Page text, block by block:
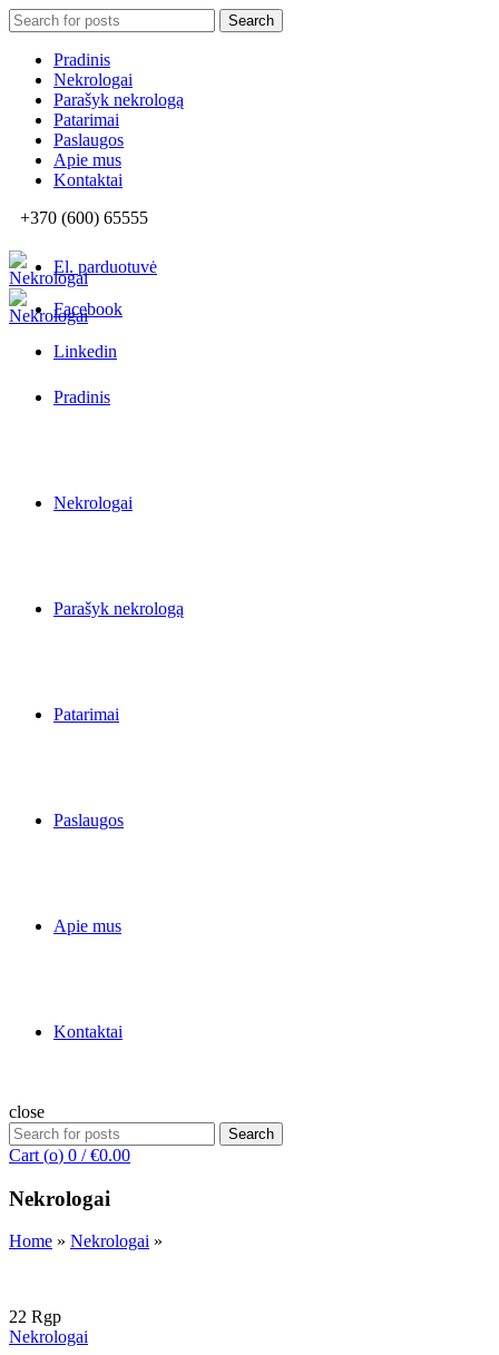
Search
for:
Search
Pradinis
Nekrologai
Parašyk nekrologą
Patarimai
Paslaugos
Apie mus
Kontaktai
+370 (600) 65555
El. parduotuvė
Facebook
Linkedin
Pradinis
Nekrologai
Parašyk nekrologą
Patarimai
Paslaugos
Apie mus
Kontaktai
close
Search
for:
Search
Cart (o) 0 / €0.00
Nekrologai
Home » Nekrologai »
22 Rgp
Nekrologai